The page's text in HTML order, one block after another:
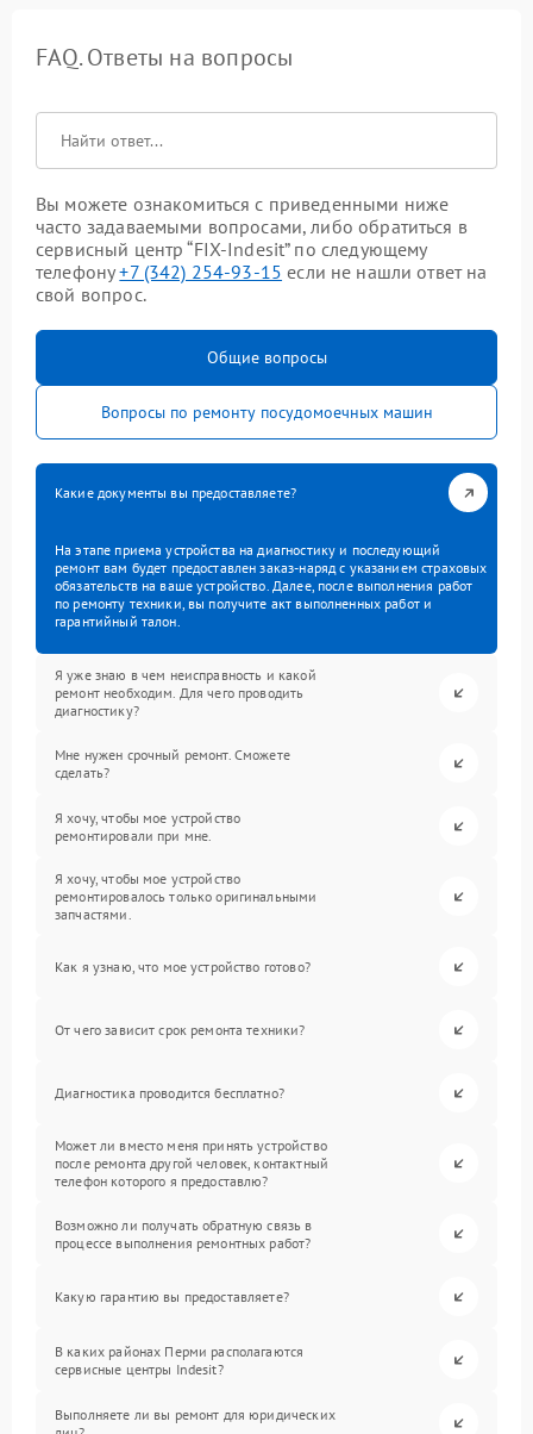
FAQ. Ответы на вопросы
Вы можете ознакомиться с приведенными ниже
часто задаваемыми вопросами, либо обратиться в
сервисный центр “FIX-Indesit” по следующему
телефону+7 (342) 254-93-15 если не нашли ответ на
свой вопрос.
Общие вопросы
Вопросы по ремонту посудомоечных машин
Какие документы вы предоставляете?
На этапе приема устройства на диагностику и последующий
ремонт вам будет предоставлен заказ-наряд с указанием страховых
обязательств на ваше устройство. Далее, после выполнения работ
по ремонту техники, вы получите акт выполненных работ и
гарантийный талон.
Я уже знаю в чем неисправность и какой
ремонт необходим. Для чего проводить
диагностику?
Мне нужен срочный ремонт. Сможете
сделать?
Я хочу, чтобы мое устройство
ремонтировали при мне.
Я хочу, чтобы мое устройство
ремонтировалось только оригинальными
запчастями.
Как я узнаю, что мое устройство готово?
От чего зависит срок ремонта техники?
Диагностика проводится бесплатно?
Может ли вместо меня принять устройство
после ремонта другой человек, контактный
телефон которого я предоставлю?
Возможно ли получать обратную связь в
процессе выполнения ремонтных работ?
Какую гарантию вы предоставляете?
В каких районах Перми располагаются
сервисные центры Indesit?
Выполняете ли вы ремонт для юридических